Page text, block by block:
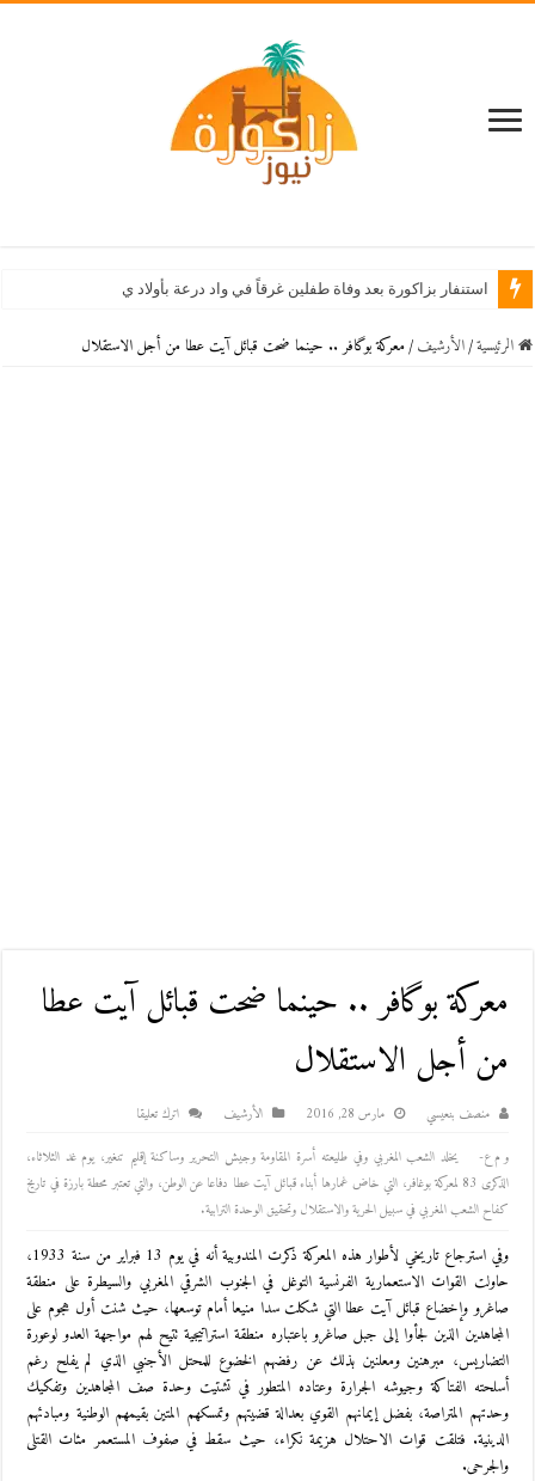
استنفار بزاكورة بعد وفاة طفلين غرقاً في واد درعة بأولاد يحيى لكراير
الرئيسية / اﻷرشيف / معركة بوگافر .. حينما ضحت قبائل آيت عطا من أجل الاستقلال
معركة بوگافر .. حينما ضحت قبائل آيت عطا
من أجل الاستقلال
منصف بنعيسي مارس 28, 2016 اﻷرشيف
اترك تعليقا
و م ع-
يخلد الشعب المغربي وفي طليعته أسرة المقاومة وجيش التحرير وساكنة إقليم تنغير، يوم غد الثلاثاء،
الذكرى 83 لمعركة بوغافر، التي خاض غمارها أبناء قبائل آيت عطا دفاعا عن الوطن، والتي تعتبر محطة بارزة في تاريخ
كفاح الشعب المغربي في سبيل الحرية والاستقلال وتحقيق الوحدة الترابية.
وفي استرجاع تاريخي لأطوار هذه المعركة ذكرت المندوبية أنه في يوم 13 فبراير من سنة 1933،
حاولت القوات الاستعمارية الفرنسية التوغل في الجنوب الشرقي المغربي والسيطرة على منطقة
صاغرو وإخضاع قبائل آيت عطا التي شكلت سدا منيعا أمام توسعها، حيث شنت أول هجوم على
المجاهدين الذين لجأوا إلى جبل صاغرو باعتباره منطقة استراتيجية تتيح لهم مواجهة العدو لوعورة
التضاريس، مبرهنين ومعلنين بذلك عن رفضهم الخضوع للمحتل الأجنبي الذي لم يفلح رغم
أسلحته الفتاكة وجيوشه الجرارة وعتاده المتطور في تشتيت وحدة صف المجاهدين وتفكيك
وحدتهم المتراصة، بفضل إيمانهم القوي بعدالة قضيتهم وتمسكهم المتين بقيمهم الوطنية ومبادئهم
الدينية. فتلقت قوات الاحتلال هزيمة نكراء، حيث سقط في صفوف المستعمر مئات القتلى
والجرحى.